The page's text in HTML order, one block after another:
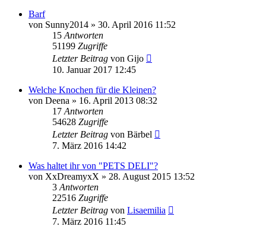
Barf
von Sunny2014 » 30. April 2016 11:52
15 Antworten
51199 Zugriffe
Letzter Beitrag von Gijo
10. Januar 2017 12:45
Welche Knochen für die Kleinen?
von Deena » 16. April 2013 08:32
17 Antworten
54628 Zugriffe
Letzter Beitrag von Bärbel
7. März 2016 14:42
Was haltet ihr von "PETS DELI"?
von XxDreamyxX » 28. August 2015 13:52
3 Antworten
22516 Zugriffe
Letzter Beitrag von Lisaemilia
7. März 2016 11:45